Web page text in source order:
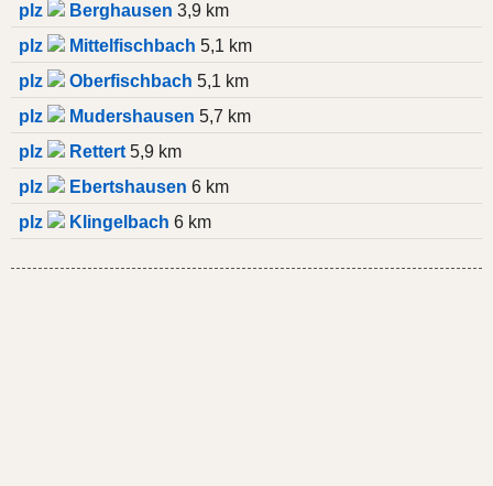
plz
Berghausen 3,9 km
plz
Mittelfischbach 5,1 km
plz
Oberfischbach 5,1 km
plz
Mudershausen 5,7 km
plz
Rettert 5,9 km
plz
Ebertshausen 6 km
plz
Klingelbach 6 km